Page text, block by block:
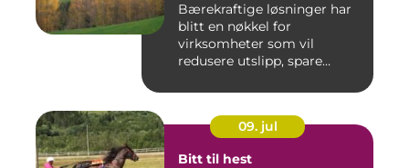
Bærekraftige løsninger har
blitt en nøkkel for
virksomheter som vil
redusere utslipp, spare
09. jul
Bitt til hest